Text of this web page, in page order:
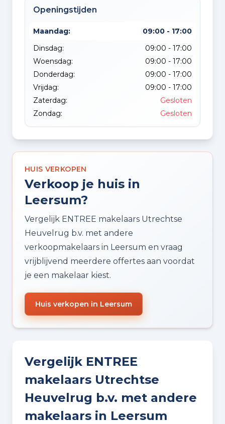
Openingstijden
Maandag:
09:00 - 17:00
Dinsdag:
09:00 - 17:00
Woensdag:
09:00 - 17:00
Donderdag:
09:00 - 17:00
Vrijdag:
09:00 - 17:00
Zaterdag:
Gesloten
Zondag:
Gesloten
HUIS VERKOPEN
Verkoop je huis in
Leersum?
Vergelijk ENTREE makelaars Utrechtse
Heuvelrug b.v. met andere
verkoopmakelaars in Leersum en vraag
vrijblijvend meerdere offertes aan voordat
je een makelaar kiest.
Huis verkopen in Leersum
Vergelijk ENTREE
makelaars Utrechtse
Heuvelrug b.v. met andere
makelaars in Leersum